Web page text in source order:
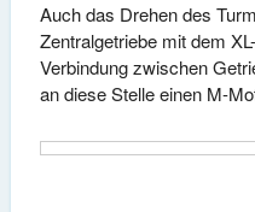
Auch das Drehen des
Zentralgetriebe mit dem
Verbindung zwischen
an diese Stelle einen M-